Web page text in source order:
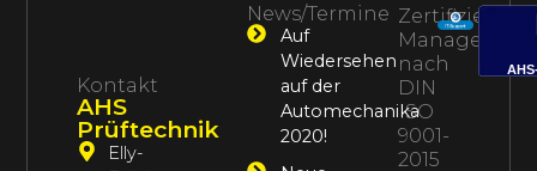
News/Termine
Auf
Wiedersehen
auf der
Automechanika
2020!
Kontakt
AHS
Prüftechnik
Elly-
Zertifiziertes
nach
DIN
ISO
9001-
2015